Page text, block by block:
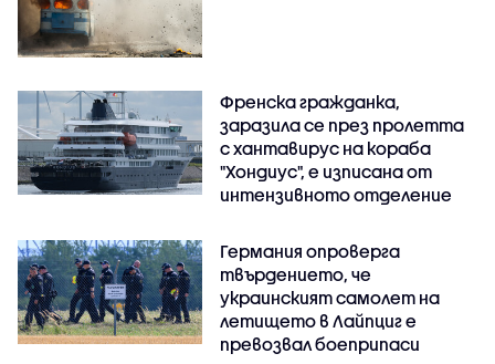
Френска гражданка,
заразила се през пролетта
с хантавирус на кораба
"Хондиус", е изписана от
интензивното отделение
Германия опроверга
твърдението, че
украинският самолет на
летището в Лайпциг е
превозвал боеприпаси